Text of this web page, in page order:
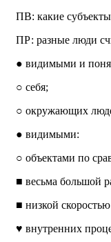
ПВ: какие
ПР: разные люди
● видимыми и
○ себя;
○ окружающих
● видимыми:
○ объектами по
■ весьма большой
■ низкой
♥ внутренних